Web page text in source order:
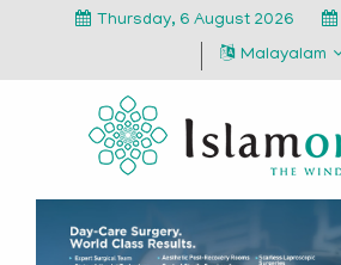
Thursday, 6 August 2026
Malayalam